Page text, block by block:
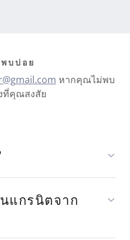
บบ่อย
หากคุณไม่พบ
ที่คุณสงสัย
แกรนิตจาก